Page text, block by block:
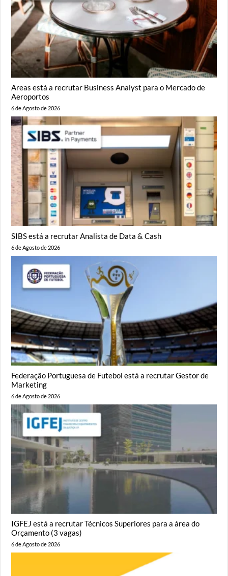
Areas está a recrutar Business Analyst para o Mercado de
Aeroportos
6 de Agosto de 2026
SIBS está a recrutar Analista de Data & Cash
6 de Agosto de 2026
Federação Portuguesa de Futebol está a recrutar Gestor de
Marketing
6 de Agosto de 2026
IGFEJ está a recrutar Técnicos Superiores para a área do
Orçamento (3 vagas)
6 de Agosto de 2026